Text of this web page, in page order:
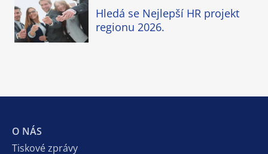
Hledá se Nejlepší HR projekt
regionu 2026.
O NÁS
Tiskové zprávy